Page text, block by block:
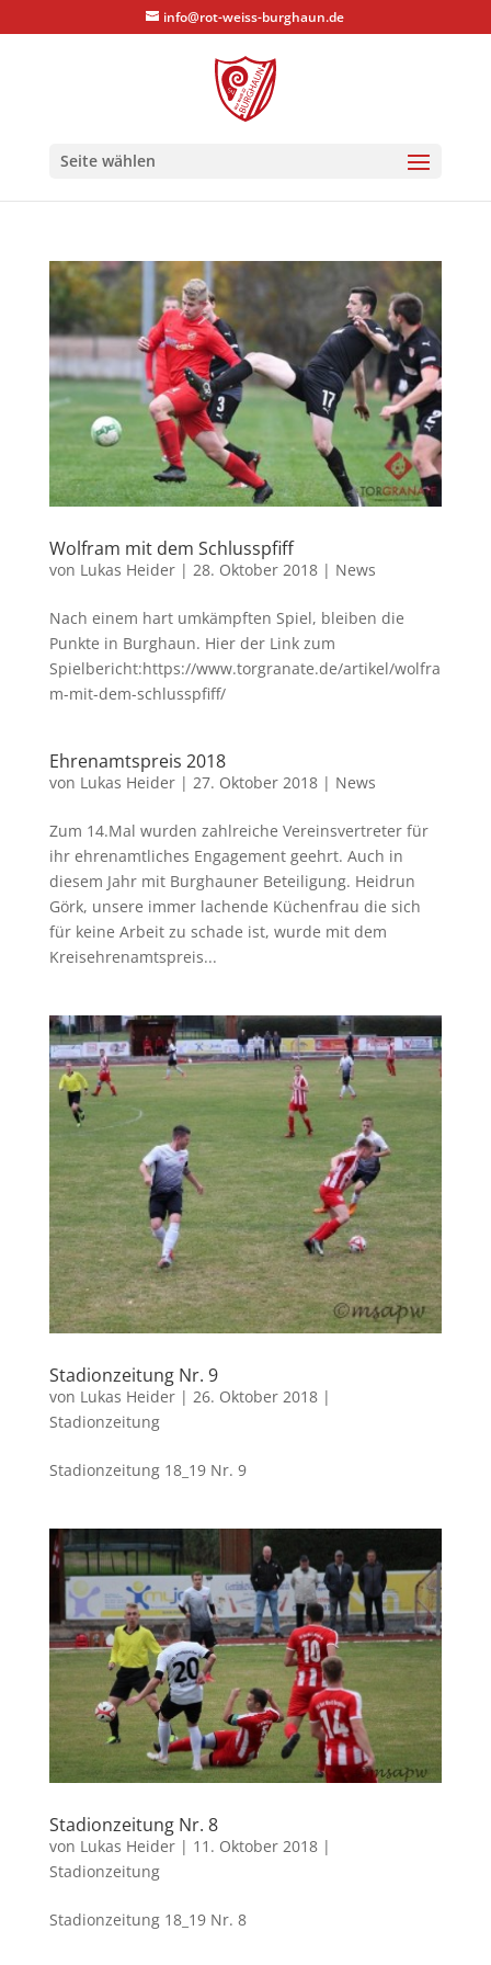
info@rot-weiss-burghaun.de
Seite wählen
Wolfram mit dem Schlusspfiff
von Lukas Heider| 28. Oktober 2018| News
Nach einem hart umkämpften Spiel, bleiben die
Punkte in Burghaun. Hier der Link zum
Spielbericht:https://www.torgranate.de/artikel/wolfra
m-mit-dem-schlusspfiff/
Ehrenamtspreis 2018
von Lukas Heider| 27. Oktober 2018| News
Zum 14.Mal wurden zahlreiche Vereinsvertreter für
ihr ehrenamtliches Engagement geehrt. Auch in
diesem Jahr mit Burghauner Beteiligung. Heidrun
Görk, unsere immer lachende Küchenfrau die sich
für keine Arbeit zu schade ist, wurde mit dem
Kreisehrenamtspreis...
Stadionzeitung Nr. 9
von Lukas Heider| 26. Oktober 2018|
Stadionzeitung
Stadionzeitung 18_19 Nr. 9
Stadionzeitung Nr. 8
von Lukas Heider| 11. Oktober 2018|
Stadionzeitung
Stadionzeitung 18_19 Nr. 8